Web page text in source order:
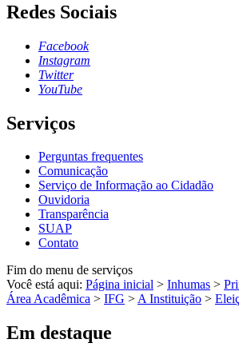
Redes Sociais
Facebook
Instagram
Twitter
YouTube
Serviços
Perguntas frequentes
Comunicação
Serviço de Informação ao Cidadão
Ouvidoria
Transparência
SUAP
Contato
Fim do menu de serviços
Você está aqui: Página inicial > Inhumas >
Área Acadêmica > IFG >A Instituição >
Em destaque